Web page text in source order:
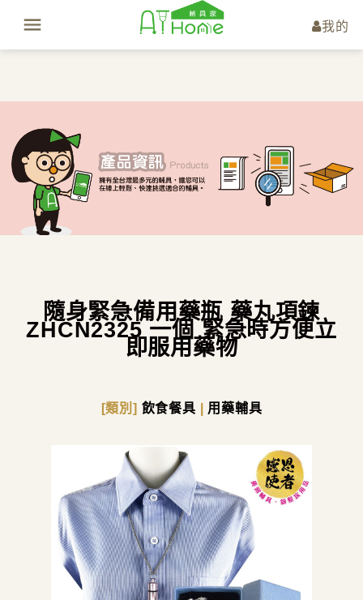
我的
隨身緊急備用藥瓶 藥丸項鍊
ZHCN2325 一個 緊急時方便立
即服用藥物
[類別] 飲食餐具 用藥輔具